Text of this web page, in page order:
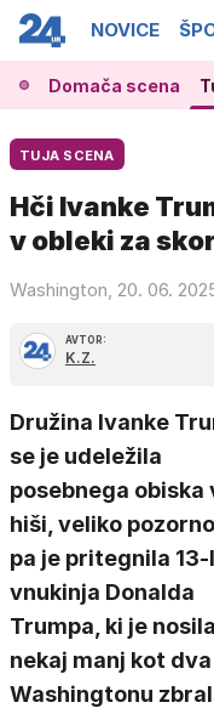
NOVICE
Domača scena
TUJA SCENA
Hči Ivanke
v obleki za
Washington, 20. 06.
AVTOR:
K.Z.
Družina Ivanke
se je udeležila
posebnega obiska
hiši, veliko
pa je pritegnila
vnukinja Donalda
Trumpa, ki je
nekaj manj kot
Washingtonu